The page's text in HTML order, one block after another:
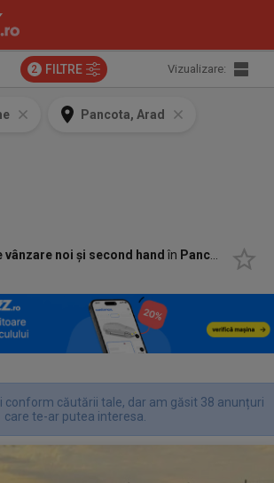
2 FILTRE Vizualizare:
Pancota, Arad
vânzare noi și second hand în Pancota, Arad
conform căutării tale, dar am găsit 38 anunțuri
care te-ar putea interesa.